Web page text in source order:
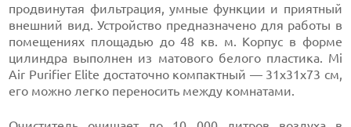
продвинутая фильтрация, умные функции и приятный
внешний вид. Устройство предназначено для работы в
помещениях площадью до 48 кв. м. Корпус в форме
цилиндра выполнен из матового белого пластика. Mi
Air Purifier Elite достаточно компактный — 31х31х73 см,
его можно легко переносить между комнатами.